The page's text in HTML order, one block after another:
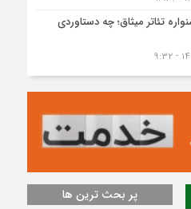
تئاتر میثاق؛ چه دستاوردی
پر بحث ترین ها